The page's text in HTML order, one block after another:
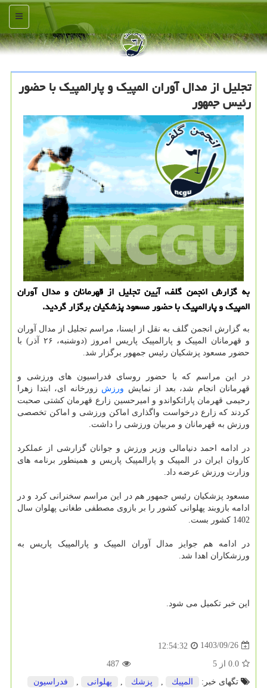
منو
تجلیل از مدال آوران المپیک و پارالمپیک با حضور
رئیس جمهور
به گزارش انجمن گلف، آیین تجلیل از قهرمانان و مدال آوران
المپیک و پارالمپیک با حضور مسعود پزشکیان برگزار گردید.
به گزارش انجمن گلف به نقل از ایسنا، مراسم تجلیل از مدال آوران
و قهرمانان المپیک و پارالمپیک پاریس امروز (دوشنبه، ۲۶ آذر) با
حضور مسعود پزشکیان رئیس جمهور برگزار شد.
در این مراسم که با حضور روسای فدراسیون های ورزشی و
قهرمانان انجام شد، بعد از نمایش ورزش زورخانه ای، ابتدا زهرا
رحیمی قهرمان پاراتکواندو و امیرحسین زارع قهرمان کشتی صحبت
کردند که زارع درخواست واگذاری اماکن ورزشی و اماکن تخصصی
ورزش به قهرمانان و مربیان ورزشی را داشت.
در ادامه احمد دنیامالی وزیر ورزش و جوانان گزارشی از عملکرد
کاروان ایران در المپیک و پارالمپیک پاریس و همینطور برنامه های
وزارت ورزش عرضه داد.
مسعود پزشکیان رئیس جمهور هم در این مراسم سخنرانی کرد و در
ادامه بازوبند پهلوانی کشور را بر بازوی مصطفی طغانی پهلوان سال
1402 کشور بست.
در ادامه هم جوایز مدال آوران المپیک و پارالمپیک پاریس به
ورزشکاران اهدا شد.
این خبر تکمیل می شود.
1403/09/26
12:54:32
0.0 از 5
487
تگهای خبر:
المپیك پزشك پهلوانی فدراسیون